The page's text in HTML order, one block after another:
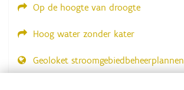
Op de hoogte van droogte
Hoog water zonder kater
Geoloket stroomgebiedbeheerplannen